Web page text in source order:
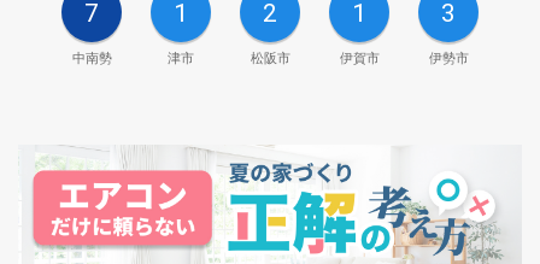
7
中南勢
1
津市
2
松阪市
1
伊賀市
3
伊勢市